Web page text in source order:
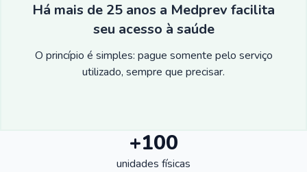
Há mais de 25 anos a Medprev facilita
seu acesso à saúde
O princípio é simples: pague somente pelo serviço
utilizado, sempre que precisar.
+100
unidades físicas